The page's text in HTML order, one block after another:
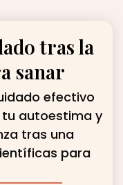
tras la
sanar
efectivo
autoestima y
tras una
para